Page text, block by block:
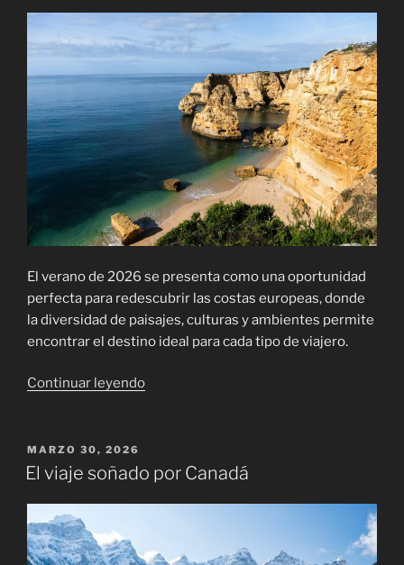
El verano de 2026 se presenta como una oportunidad
perfecta para redescubrir las costas europeas, donde
la diversidad de paisajes, culturas y ambientes permite
encontrar el destino ideal para cada tipo de viajero.
Continuar leyendo«Cinco
en
en
PUBLICADO
EL
MARZO 30, 2026
El viaje soñado por Canadá